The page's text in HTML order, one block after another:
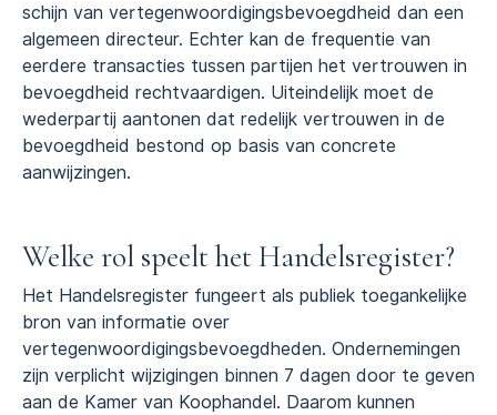
schijn van vertegenwoordigingsbevoegdheid dan een
algemeen directeur. Echter kan de frequentie van
eerdere transacties tussen partijen het vertrouwen in
bevoegdheid rechtvaardigen. Uiteindelijk moet de
wederpartij aantonen dat redelijk vertrouwen in de
bevoegdheid bestond op basis van concrete
aanwijzingen.
Welke rol speelt het Handelsregister?
Het Handelsregister fungeert als publiek toegankelijke
bron van informatie over
vertegenwoordigingsbevoegdheden. Ondernemingen
zijn verplicht wijzigingen binnen 7 dagen door te geven
aan de Kamer van Koophandel. Daarom kunnen